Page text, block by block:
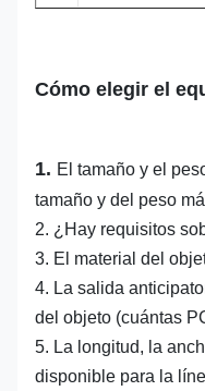
Cómo elegir el
1. El tamaño y el
tamaño y del peso
2. ¿Hay requisitos
3. El material del
4. La salida
del objeto (cuántas
5. La longitud, la
disponible para la